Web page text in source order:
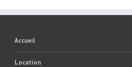
Accueil
Location